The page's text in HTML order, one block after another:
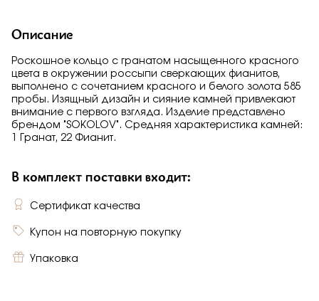
Описание
Роскошное кольцо с гранатом насыщенного красного
цвета в окружении россыпи сверкающих фианитов,
выполнено с сочетанием красного и белого золота 585
пробы. Изящный дизайн и сияние камней привлекают
внимание с первого взгляда. Изделие представлено
брендом "SOKOLOV". Средняя характеристика камней:
1 Гранат, 22 Фианит.
В комплект поставки входит:
Сертификат качества
Купон на повторную покупку
Упаковка